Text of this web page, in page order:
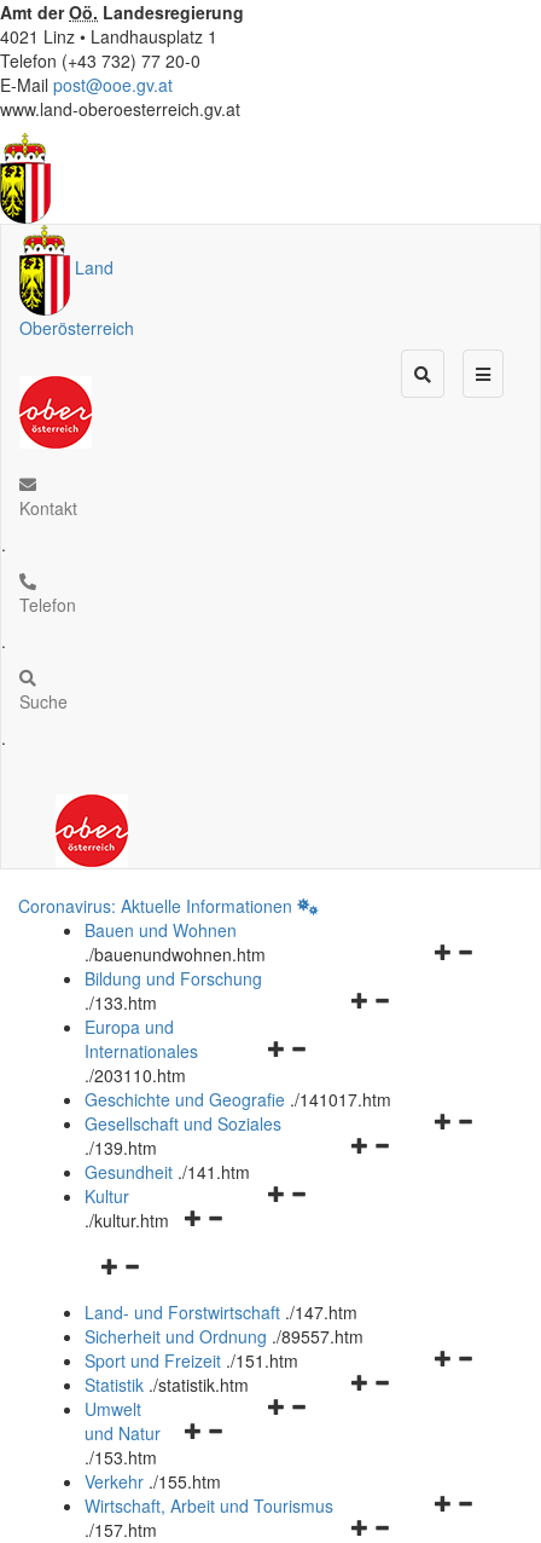
Amt derOö. Landesregierung
4021 Linz • Landhausplatz 1
Telefon (+43 732) 77 20-0
E-Mail post@ooe.gv.at
www.land-oberoesterreich.gv.at
Land
Oberösterreich
Kontakt
.
Telefon
.
Suche
.
Coronavirus: Aktuelle Informationen
Bauen und Wohnen
./bauenundwohnen.htm
Navigationsmenü
Bildung und Forschung
./133.htm
Navigationsmenü
und
schließen
Europa und
Internationales
./203110.htm
Geschichte und Geografie ./141017.htm
Navigationsmenü
Gesellschaft und Soziales
./139.htm
Navigationsmenü
Gesundheit ./141.htm
Navigationsmenü
Kultur
./kultur.htm
Navigationsmenü
und
schließen
Land- und Forstwirtschaft ./147.htm
Sicherheit und Ordnung ./89557.htm
Navigationsmenü
Sport und Freizeit ./151.htm
Navigationsmenü
Statistik ./statistik.htm
Navigationsmenü
und
schließen
Umwelt
und Natur
./153.htm
Verkehr ./155.htm
Navigationsmenü
Wirtschaft, Arbeit und Tourismus
./157.htm